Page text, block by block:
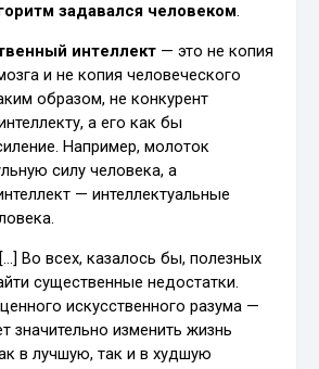
задавался человеком.
интеллект — это не копия
и не копия человеческого
образом, не конкурент
а его как бы
Например, молоток
силу человека, а
— интеллектуальные
[…] Во всех, казалось бы, полезных
существенные недостатки.
искусственного разума —
значительно изменить жизнь
в лучшую, так и в худшую